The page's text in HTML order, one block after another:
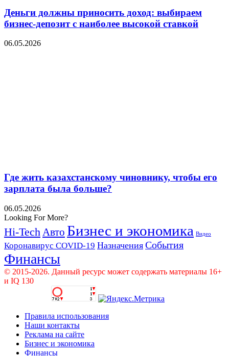
Деньги должны приносить доход: выбираем
бизнес-депозит с наиболее высокой ставкой
06.05.2026
Где жить казахстанскому чиновнику, чтобы его
зарплата была больше?
06.05.2026
Looking For More?
Hi-Tech Авто Бизнес и экономика Видео
Коронавирус COVID-19 Назначения События
Финансы
© 2015-2026. Данный ресурс может содержать материалы 16+
и IQ 130
Правила использования
Наши контакты
Реклама на сайте
Бизнес и экономика
Финансы